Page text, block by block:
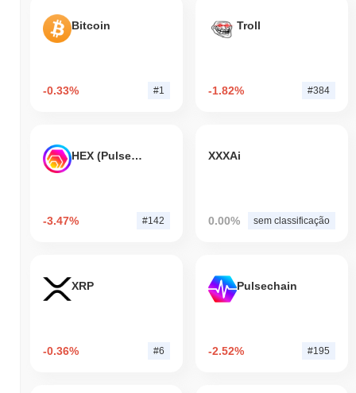
Bitcoin
-0.33% #1
Troll
-1.82% #384
HEX (Pulsechain)
-3.47% #142
XXXAi
0.00% sem classificação
XRP
-0.36% #6
Pulsechain
-2.52% #195